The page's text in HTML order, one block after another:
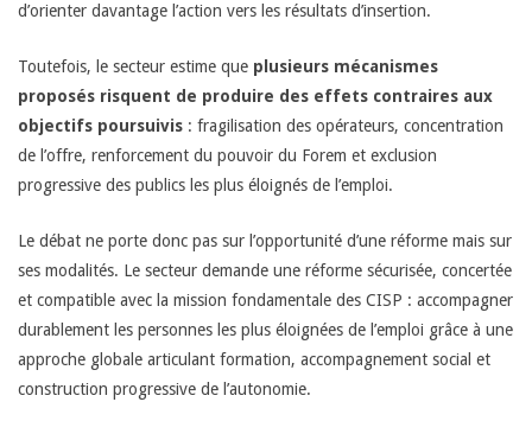
d’orienter davantage l’action vers les résultats d’insertion.
Toutefois, le secteur estime que plusieurs mécanismes
proposés risquent de produire des effets contraires aux
objectifs poursuivis : fragilisation des opérateurs, concentration
de l’offre, renforcement du pouvoir du Forem et exclusion
progressive des publics les plus éloignés de l’emploi.
Le débat ne porte donc pas sur l’opportunité d’une réforme mais sur
ses modalités. Le secteur demande une réforme sécurisée, concertée
et compatible avec la mission fondamentale des CISP : accompagner
durablement les personnes les plus éloignées de l’emploi grâce à une
approche globale articulant formation, accompagnement social et
construction progressive de l’autonomie.